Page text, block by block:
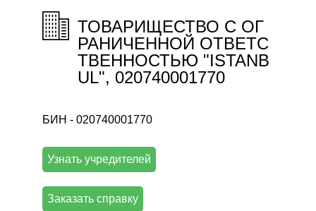
ТОВАРИЩЕСТВО С ОГ
РАНИЧЕННОЙ ОТВЕТС
ТВЕННОСТЬЮ "ISTANB
UL", 020740001770
БИН - 020740001770
Узнать учредителей
Заказать справку